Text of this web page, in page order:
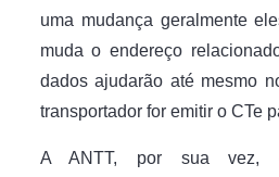
uma mudança geralmente
muda o endereço
dados ajudarão até mesmo
transportador for emitir o CTe
A ANTT, por sua vez,